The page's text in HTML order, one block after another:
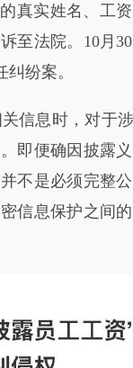
真实姓名、工
至法院。10月
纠纷案。
信息时，对于
即便确因披露
不是必须完整
信息保护之间